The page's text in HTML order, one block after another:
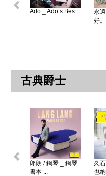
Ado _ Ado’s Bes...
永
好
古典爵士
郎朗 / 鋼琴 _ 鋼琴
書本 ...
久
也